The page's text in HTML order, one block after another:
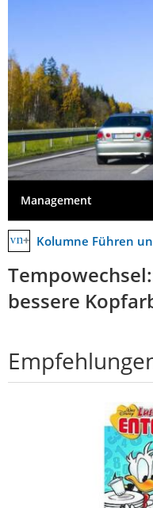
Management
Kolumne Führen
bessere